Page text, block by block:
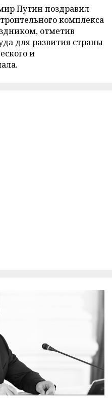
Путин поздравил
комплекса
отметив
для развития страны
и